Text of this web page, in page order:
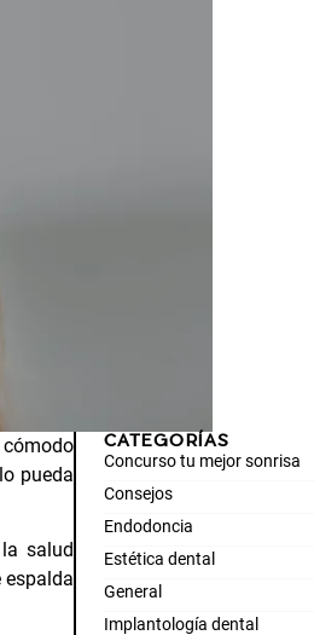
pueda
salud
espalda
CATEGORÍAS
Concurso tu mejor sonrisa
Consejos
Endodoncia
Estética dental
General
Implantología dental